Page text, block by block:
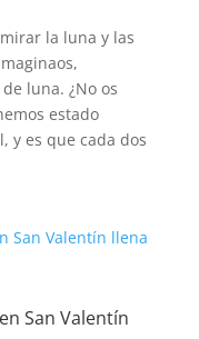
la luna y las
luna. ¿No os
estado
y es que cada dos
San Valentín